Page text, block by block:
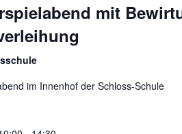
mit
im Innenhof der Schloss-Schule